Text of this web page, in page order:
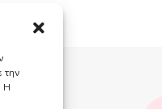
την
Η